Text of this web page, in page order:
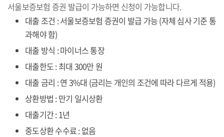
서울보증보험 증권 발급이 가능하면 신청이 가능합니다.
대출 조건 : 서울보증보험 증권이 발급 가능 (자체 심사 기준 통
과해야 함)
대출 방식 : 마이너스 통장
대출한도 : 최대 300만 원
대출 금리 : 연 3%대 (금리는 개인의 조건에 따라 다르게 적용)
상환방법 : 만기 일시상환
대출기간 : 1년
중도상환 수수료 : 없음